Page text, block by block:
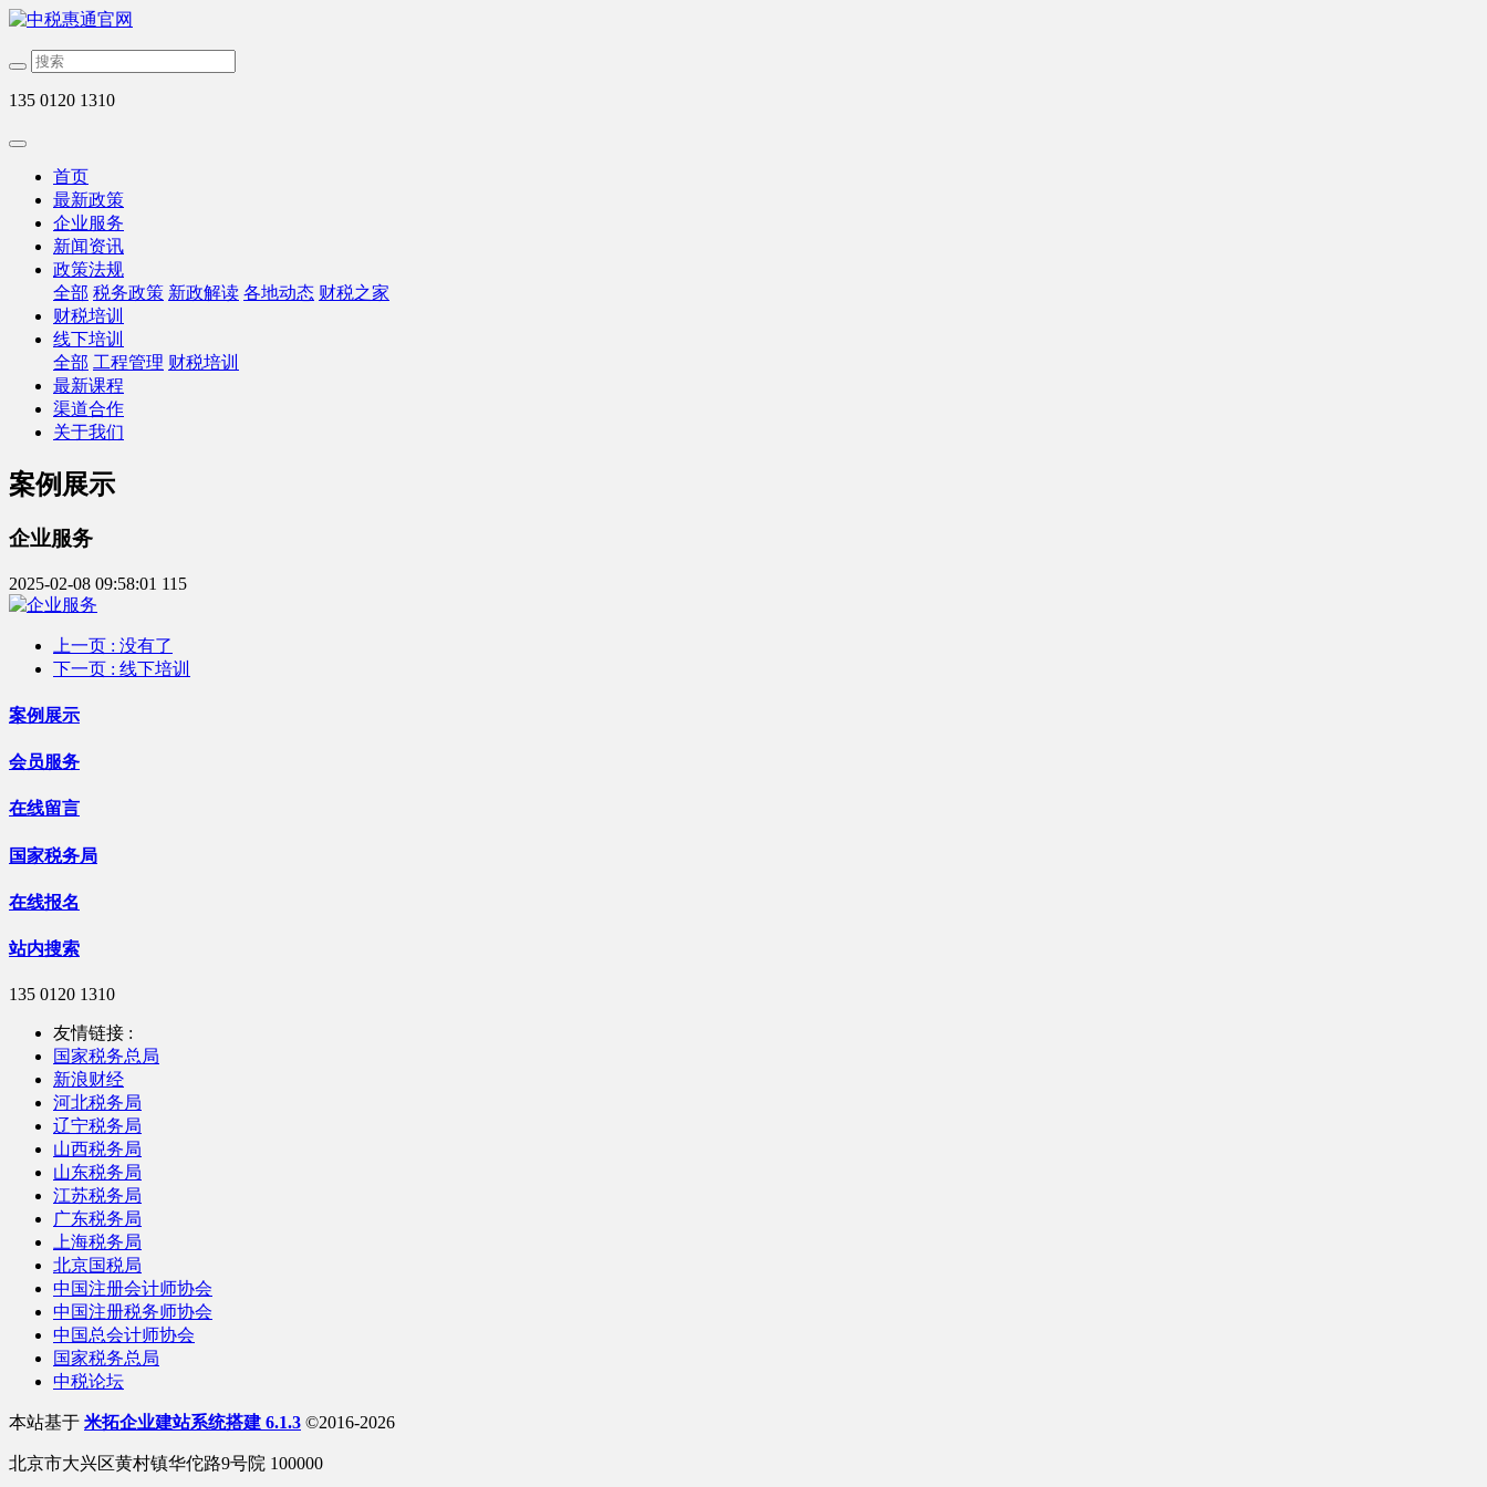
135 0120 1310
首页
最新政策
企业服务
新闻资讯
政策法规
全部 税务政策 新政解读 各地动态 财税之家
财税培训
线下培训
全部 工程管理 财税培训
最新课程
渠道合作
关于我们
案例展示
企业服务
2025-02-08 09:58:01 115
上一页 : 没有了
下一页 : 线下培训
案例展示
会员服务
在线留言
国家税务局
在线报名
站内搜索
135 0120 1310
友情链接 :
国家税务总局
新浪财经
河北税务局
辽宁税务局
山西税务局
山东税务局
江苏税务局
广东税务局
上海税务局
北京国税局
中国注册会计师协会
中国注册税务师协会
中国总会计师协会
国家税务总局
中税论坛
本站基于 米拓企业建站系统搭建 6.1.3 ©2016-2026
北京市大兴区黄村镇华佗路9号院 100000